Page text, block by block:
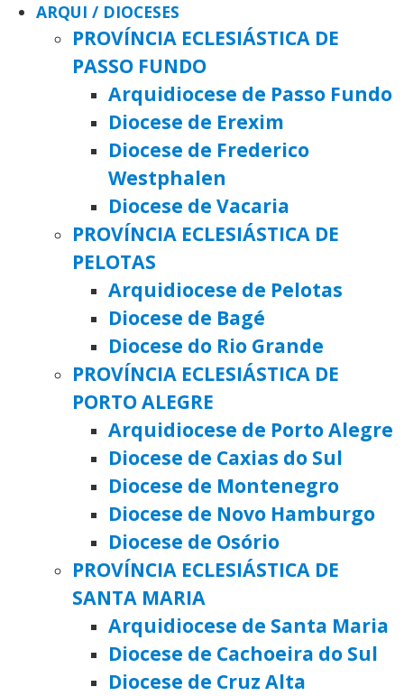
ARQUI / DIOCESES
PROVÍNCIA ECLESIÁSTICA DE
PASSO FUNDO
Arquidiocese de Passo Fundo
Diocese de Erexim
Diocese de Frederico
Westphalen
Diocese de Vacaria
PROVÍNCIA ECLESIÁSTICA DE
PELOTAS
Arquidiocese de Pelotas
Diocese de Bagé
Diocese do Rio Grande
PROVÍNCIA ECLESIÁSTICA DE
PORTO ALEGRE
Arquidiocese de Porto Alegre
Diocese de Caxias do Sul
Diocese de Montenegro
Diocese de Novo Hamburgo
Diocese de Osório
PROVÍNCIA ECLESIÁSTICA DE
SANTA MARIA
Arquidiocese de Santa Maria
Diocese de Cachoeira do Sul
Diocese de Cruz Alta